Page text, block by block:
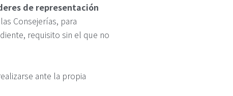
de representación
Consejerías, para
requisito sin el que no
ante la propia